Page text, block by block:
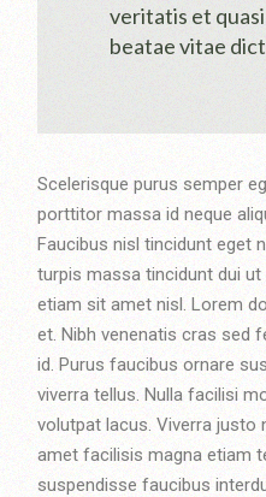
veritatis et
beatae vitae
Scelerisque purus semper
porttitor massa id neque
Faucibus nisl tincidunt eget
turpis massa tincidunt dui
etiam sit amet nisl. Lorem
et. Nibh venenatis cras sed
id. Purus faucibus ornare
viverra tellus. Nulla facilisi
volutpat lacus. Viverra justo
amet facilisis magna etiam
suspendisse faucibus